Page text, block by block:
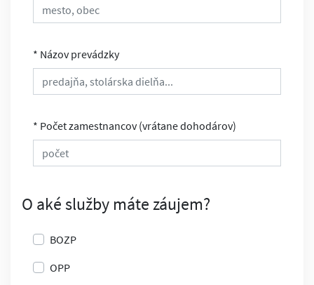
* Názov prevádzky
* Počet zamestnancov (vrátane dohodárov)
O aké služby máte záujem?
BOZP
OPP